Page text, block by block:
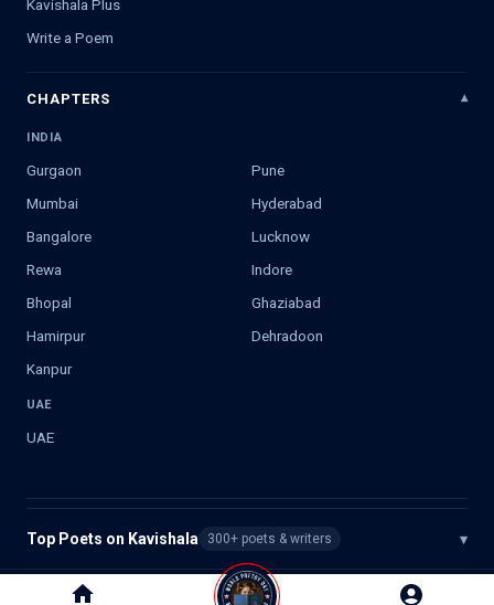
Kavishala Plus
Write a Poem
CHAPTERS
INDIA
Gurgaon
Pune
Mumbai
Hyderabad
Bangalore
Lucknow
Rewa
Indore
Bhopal
Ghaziabad
Hamirpur
Dehradoon
Kanpur
UAE
UAE
Top Poets on Kavishala 300+ poets & writers ▾